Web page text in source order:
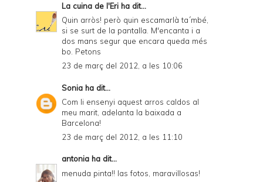
La cuina de l'Eri ha dit...
Quin arròs! però quin escamarlà ta´mbé,
si se surt de la pantalla. M'encanta i a
dos mans segur que encara queda més
bo. Petons
23 de març del 2012, a les 10:06
Sonia ha dit...
Com li ensenyi aquest arros caldos al
meu marit, adelanta la baixada a
Barcelona!
23 de març del 2012, a les 11:10
antonia ha dit...
menuda pinta!! las fotos, maravillosas!